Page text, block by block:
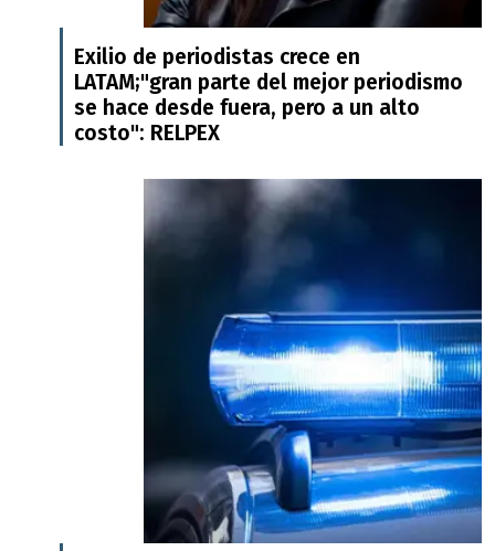
Exilio de periodistas crece en
LATAM;"gran parte del mejor periodismo
se hace desde fuera, pero a un alto
costo": RELPEX